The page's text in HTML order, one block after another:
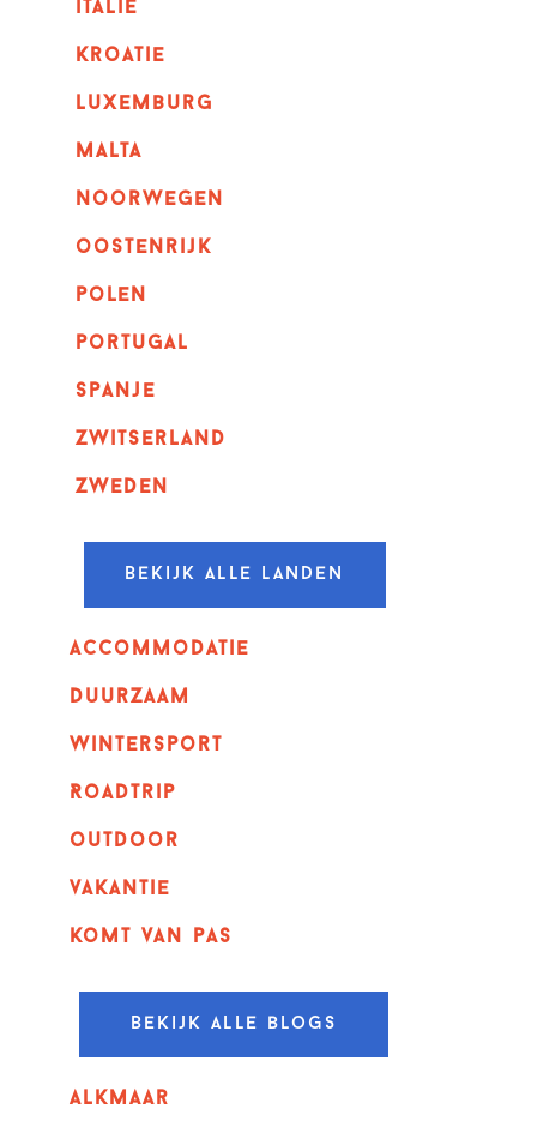
italie
kroatie
luxemburg
malta
noorwegen
oostenrijk
polen
portugal
spanje
zwitserland
zweden
Bekijk alle landen
Accommodatie
Duurzaam
wintersport
Roadtrip
outdoor
vakantie
komt van pas
Bekijk alle blogs
alkmaar